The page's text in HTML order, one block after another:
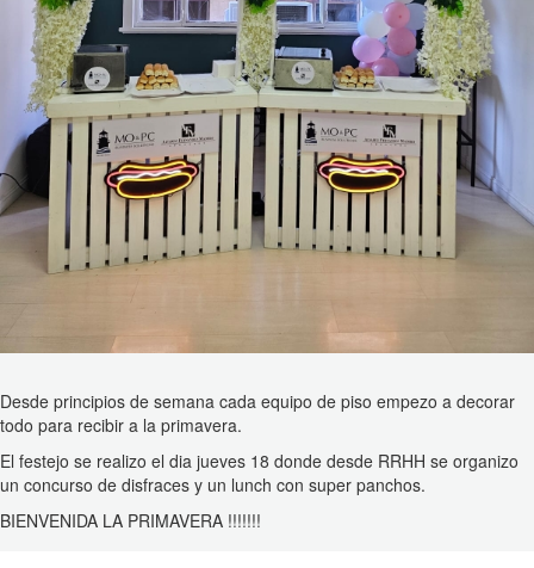
Desde principios de semana cada equipo de piso empezo a decorar
todo para recibir a la primavera.
El festejo se realizo el dia jueves 18 donde desde RRHH se organizo
un concurso de disfraces y un lunch con super panchos.
BIENVENIDA LA PRIMAVERA !!!!!!!